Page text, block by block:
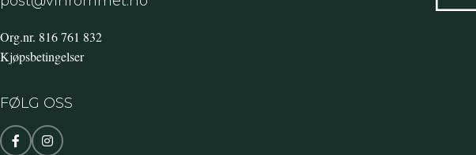
Org.nr. 816 761 832
Kjøpsbetingelser
FØLG OSS